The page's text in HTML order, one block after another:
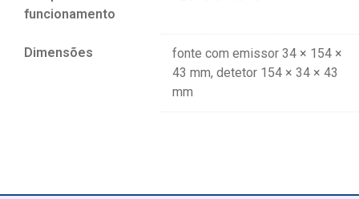
funcionamento
Dimensões
fonte com emissor 34 × 154 ×
43 mm, detetor 154 × 34 × 43
mm